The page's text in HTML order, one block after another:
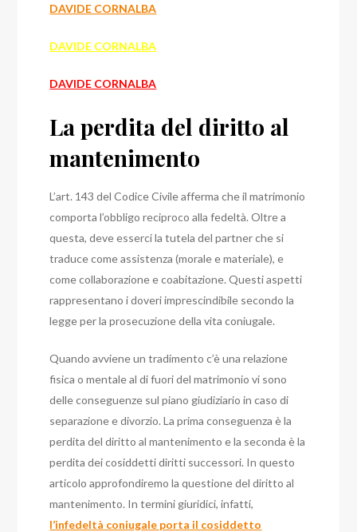
DAVIDE CORNALBA
DAVIDE CORNALBA
DAVIDE CORNALBA
La perdita del diritto al
mantenimento
L’art. 143 del Codice Civile afferma che il matrimonio
comporta l’obbligo reciproco alla fedeltà. Oltre a
questa, deve esserci la tutela del partner che si
traduce come assistenza (morale e materiale), e
come collaborazione e coabitazione. Questi aspetti
rappresentano i doveri imprescindibile secondo la
legge per la prosecuzione della vita coniugale.
Quando avviene un tradimento c’è una relazione
fisica o mentale al di fuori del matrimonio vi sono
delle conseguenze sul piano giudiziario in caso di
separazione e divorzio. La prima conseguenza è la
perdita del diritto al mantenimento e la seconda è la
perdita dei cosiddetti diritti successori. In questo
articolo approfondiremo la questione del diritto al
mantenimento. In termini giuridici, infatti,
l’infedeltà coniugale porta il cosiddetto